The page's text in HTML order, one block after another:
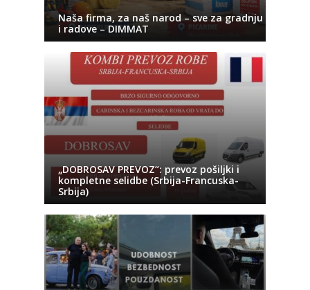
Naša firma, za naš narod – sve za gradnju
i radove – DIMMAT
„DOBROSAV PREVOZ“: prevoz pošiljki i
kompletne selidbe (Srbija-Francuska-
Srbija)